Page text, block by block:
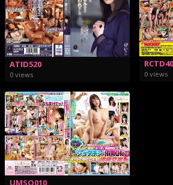
ATID520
0 views 0 views
UMSO010